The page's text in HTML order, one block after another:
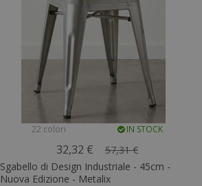
22 colori IN STOCK
32,32 €
57,31 €
Sgabello di Design Industriale - 45cm -
Nuova Edizione - Metalix